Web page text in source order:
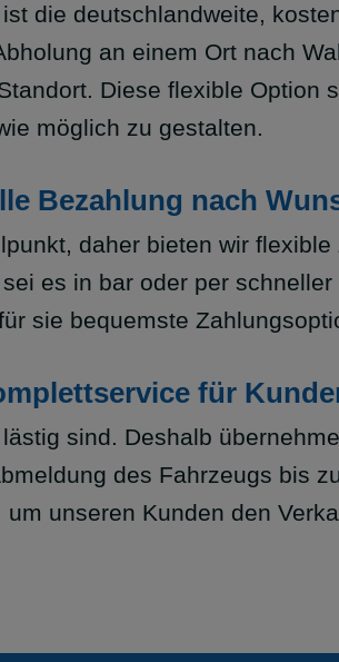
die deutschlandweite,
an einem Ort nach
Diese flexible Option
möglich zu gestalten.
Bezahlung nach
daher bieten wir
es in bar oder per
sie bequemste
für
sind. Deshalb
des Fahrzeugs bis
unseren Kunden den